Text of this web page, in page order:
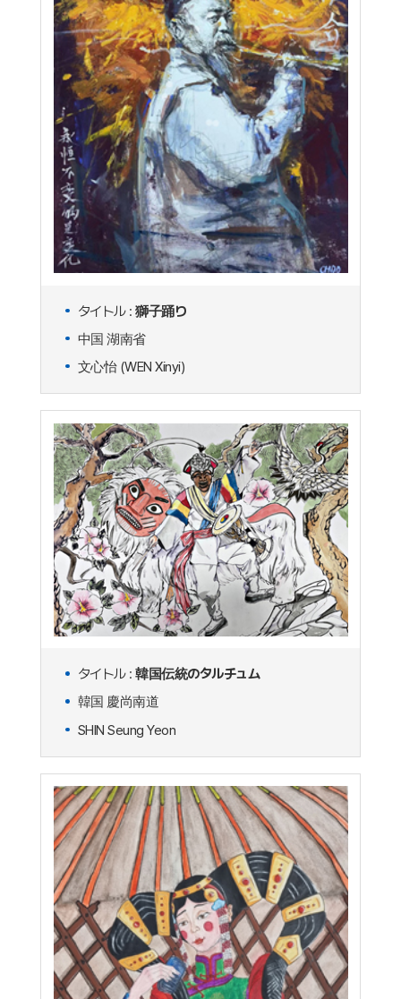
タイトル : 獅子踊り
中国 湖南省
文心怡 (WEN Xinyi)
タイトル : 韓国伝統のタルチュム
韓国 慶尚南道
SHIN Seung Yeon